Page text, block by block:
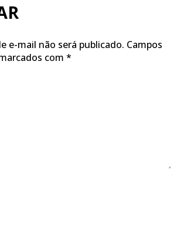
e-mail não será publicado. Campos
com *